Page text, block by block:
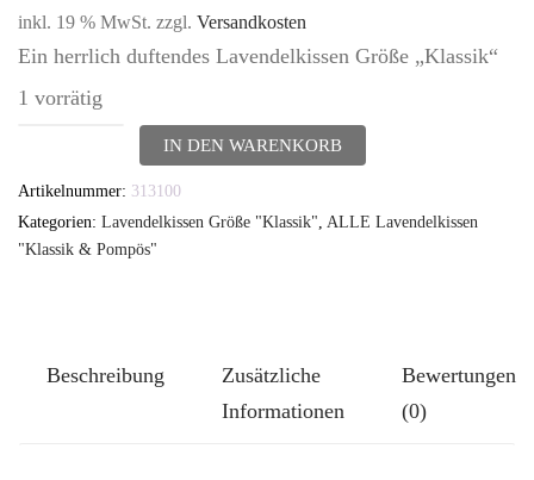
inkl. 19 % MwSt. zzgl. Versandkosten
Ein herrlich duftendes Lavendelkissen Größe „Klassik“
1 vorrätig
TUTGUT-
Kissen
IN DEN WARENKORB
Artikelnummer: 313100
Kategorien: Lavendelkissen Größe "Klassik" ALLE Lavendelkissen
"Klassik & Pompös"
Beschreibung
Zusätzliche
Informationen
Bewertungen
(0)